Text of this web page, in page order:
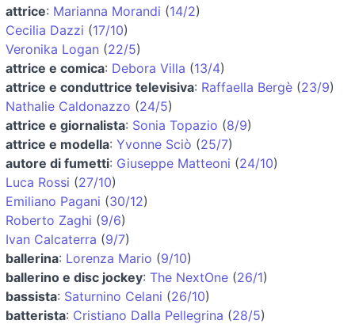
attrice: Marianna Morandi (14/2)
Cecilia Dazzi (17/10)
Veronika Logan (22/5)
attrice e comica: Debora Villa (13/4)
attrice e conduttrice televisiva: Raffaella Bergè (23/9)
Nathalie Caldonazzo (24/5)
attrice e giornalista: Sonia Topazio (8/9)
attrice e modella: Yvonne Sciò (25/7)
autore di fumetti: Giuseppe Matteoni (24/10)
Luca Rossi (27/10)
Emiliano Pagani (30/12)
Roberto Zaghi (9/6)
Ivan Calcaterra (9/7)
ballerina: Lorenza Mario (9/10)
ballerino e disc jockey: The NextOne (26/1)
bassista: Saturnino Celani (26/10)
batterista: Cristiano Dalla Pellegrina (28/5)